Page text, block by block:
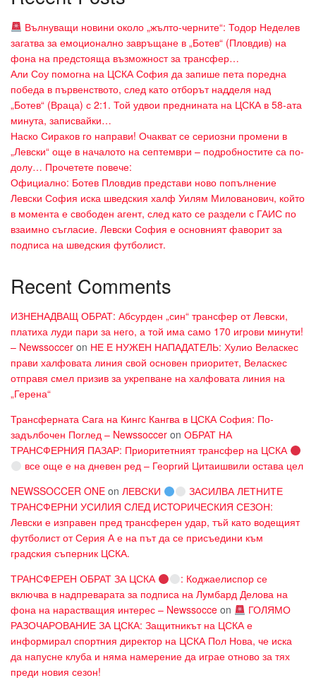
Вълнуващи новини около „жълто-черните“: Тодор Неделев
загатва за емоционално завръщане в „Ботев“ (Пловдив) на
фона на предстояща възможност за трансфер…
Али Соу помогна на ЦСКА София да запише пета поредна
победа в първенството, след като отборът надделя над
„Ботев“ (Враца) с 2:1. Той удвои преднината на ЦСКА в 58-ата
минута, записвайки…
Наско Сираков го направи! Очакват се сериозни промени в
„Левски“ още в началото на септември – подробностите са по-
долу… Прочетете повече:
Официално: Ботев Пловдив представи ново попълнение
Левски София иска шведския халф Уилям Милованович, който
в момента е свободен агент, след като се раздели с ГАИС по
взаимно съгласие. Левски София е основният фаворит за
подписа на шведския футболист.
Recent Comments
ИЗНЕНАДВАЩ ОБРАТ: Абсурден „син“ трансфер от Левски,
платиха луди пари за него, а той има само 170 игрови минути!
– Newssoccer on НЕ Е НУЖЕН НАПАДАТЕЛЬ: Хулио Веласкес
прави халфовата линия свой основен приоритет, Веласкес
отправя смел призив за укрепване на халфовата линия на
„Герена“
Трансферната Сага на Кингс Кангва в ЦСКА София: По-
задълбочен Поглед – Newssoccer on ОБРАТ НА
ТРАНСФЕРНИЯ ПАЗАР: Приоритетният трансфер на ЦСКА
все още е на дневен ред – Георгий Цитаишвили остава цел
NEWSSOCCER ONE on ЛЕВСКИ
ЗАСИЛВА ЛЕТНИТЕ
ТРАНСФЕРНИ УСИЛИЯ СЛЕД ИСТОРИЧЕСКИЯ СЕЗОН:
Левски е изправен пред трансферен удар, тъй като водещият
футболист от Серия А е на път да се присъедини към
градския съперник ЦСКА.
ТРАНСФЕРЕН ОБРАТ ЗА ЦСКА
: Коджаелиспор се
включва в надпреварата за подписа на Лумбард Делова на
фона на нарастващия интерес – Newssocce on
ГОЛЯМО
РАЗОЧАРОВАНИЕ ЗА ЦСКА: Защитникът на ЦСКА е
информирал спортния директор на ЦСКА Пол Нова, че иска
да напусне клуба и няма намерение да играе отново за тях
преди новия сезон!